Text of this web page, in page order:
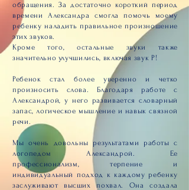
обращения. За достаточно короткий период
времени Александра смогла помочь моему
ребенку наладить правильное произношение
этих звуков.
Кроме того, остальные звуки также
значительно улучшились, включая звук Р!
Ребенок стал более уверенно и четко
произносить слова. Благодаря работе с
Александрой, у него развивается словарный
запас, логическое мышление и навык связной
речи.
Мы очень довольны результатами работы с
логопедом Александрой. Ее
профессионализм, терпение и
индивидуальный подход к каждому ребенку
заслуживают высших похвал. Она создала